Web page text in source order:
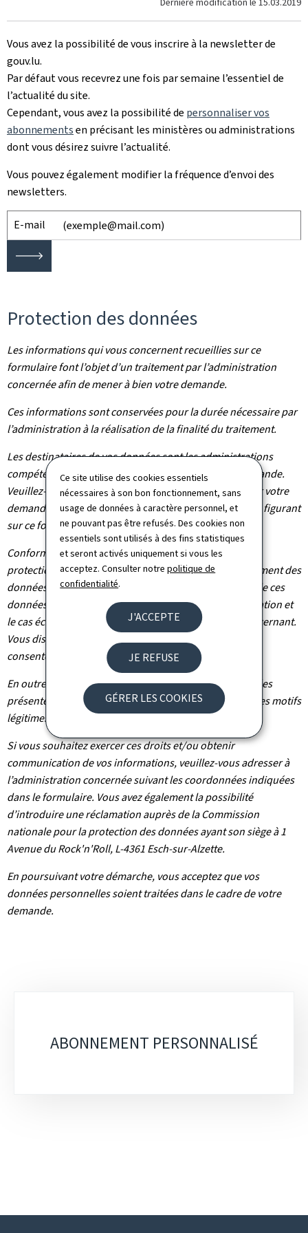
Ce site utilise des cookies essentiels
nécessaires à son bon fonctionnement, sans
usage de données à caractère personnel, et
ne pouvant pas être refusés. Des cookies non
essentiels sont utilisés à des fins statistiques
et seront activés uniquement si vous les
acceptez. Consulter notrepolitique de
confidentialité.
J'ACCEPTE
JE REFUSE
GÉRER LES COOKIES
Vous avez la possibilité de vous inscrire à la newsletter de
gouv.lu.
Par défaut vous recevrez une fois par semaine l’essentiel de
l’actualité du site.
Cependant, vous avez la possibilité de personnaliser vos
abonnementsen précisant les ministères ou administrations
dont vous désirez suivre l’actualité.
Vous pouvez également modifier la fréquence d’envoi des
newsletters.
E-mail
🡒
Protection des données
Les informations qui vous concernent recueillies sur ce
formulaire font l’objet d’un traitement par l’administration
concernée afin de mener à bien votre demande.
Ces informations sont conservées pour la durée nécessaire par
l’administration à la réalisation de la finalité du traitement.
Les destinataires de vos données sont les administrations
compétentes dans le cadre du traitement de votre demande.
Veuillez-vous adresser à l’administration concernée par votre
demande pour connaître les destinataires des données figurant
sur ce formulaire.
Conformément au règlement (UE) 2016/679 relatif à la
protection des personnes physiques à l'égard du traitement des
données à caractère personnel et à la libre circulation de ces
données, vous bénéficiez d’un droit d’accès, de rectification et
le cas échéant d’effacement des informations vous concernant.
Vous disposez également du droit de retirer votre
consentement à tout moment.
En outre et excepté le cas où le traitement de vos données
présente un caractère obligatoire, vous pouvez, pour des motifs
légitimes, vous y opposer.
Si vous souhaitez exercer ces droits et/ou obtenir
communication de vos informations, veuillez-vous adresser à
l’administration concernée suivant les coordonnées indiquées
dans le formulaire. Vous avez également la possibilité
d’introduire une réclamation auprès de la Commission
nationale pour la protection des données ayant son siège à 1
Avenue du Rock'n'Roll, L-4361 Esch-sur-Alzette.
En poursuivant votre démarche, vous acceptez que vos
données personnelles soient traitées dans le cadre de votre
demande.
rubriquesABONNEMENT PERSONNALISÉ